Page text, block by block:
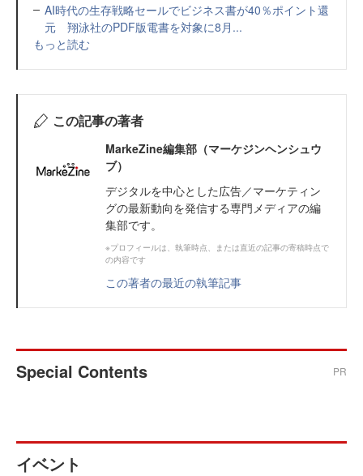
AI時代の生存戦略セールでビジネス書が40％ポイント還
元 翔泳社のPDF版電書を対象に8月...
もっと読む
この記事の著者
MarkeZine編集部（マーケジンヘンシュウ
ブ）
デジタルを中心とした広告／マーケティン
グの最新動向を発信する専門メディアの編
集部です。
※プロフィールは、執筆時点、または直近の記事の寄稿時点で
の内容です
この著者の最近の執筆記事
Special Contents PR
イベント